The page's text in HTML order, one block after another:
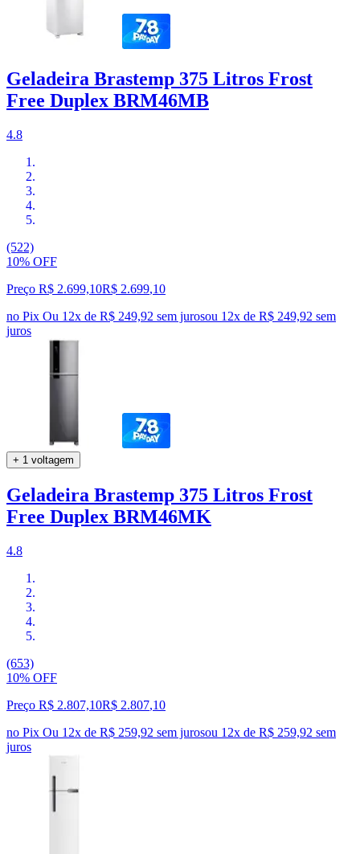
Geladeira Brastemp 375 Litros Frost
Free Duplex BRM46MB
4.8
(522)
10% OFF
Preço R$ 2.699,10R$ 2.699,10
no Pix Ou 12x de R$ 249,92 sem jurosou 12x de R$ 249,92 sem
juros
+ 1 voltagem
Geladeira Brastemp 375 Litros Frost
Free Duplex BRM46MK
4.8
(653)
10% OFF
Preço R$ 2.807,10R$ 2.807,10
no Pix Ou 12x de R$ 259,92 sem jurosou 12x de R$ 259,92 sem
juros